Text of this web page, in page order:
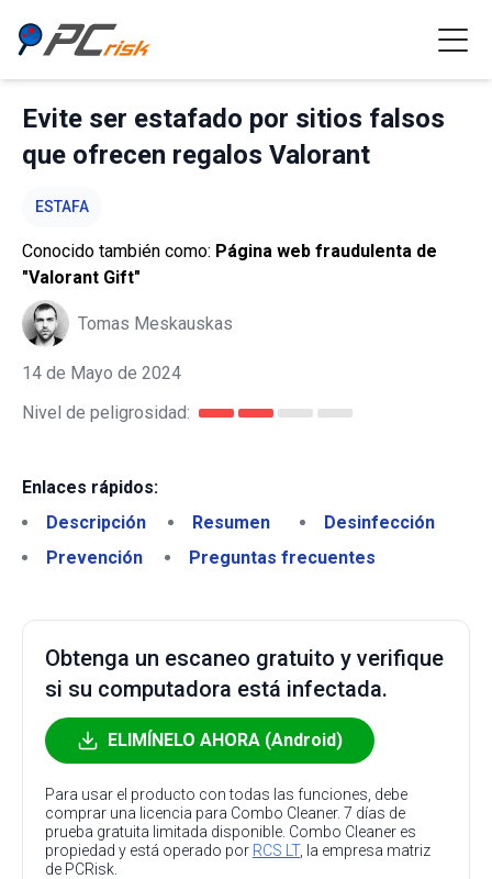
Evite ser estafado por sitios falsos
que ofrecen regalos Valorant
ESTAFA
Conocido también como: Página web fraudulenta de
"Valorant Gift"
Tomas Meskauskas
14 de Mayo de 2024
Nivel de peligrosidad:
Enlaces rápidos:
Descripción
Resumen
Desinfección
Prevención
Preguntas frecuentes
Obtenga un escaneo gratuito y verifique
si su computadora está infectada.
ELIMÍNELO AHORA (Android)
Para usar el producto con todas las funciones, debe
comprar una licencia para Combo Cleaner. 7 días de
prueba gratuita limitada disponible. Combo Cleaner es
propiedad y está operado por RCS LT, la empresa matriz
de PCRisk.